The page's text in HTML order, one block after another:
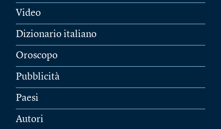
Video
Dizionario italiano
Oroscopo
Pubblicità
Paesi
Autori